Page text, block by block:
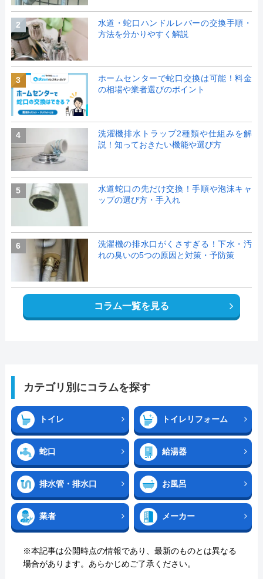
2
水道・蛇口ハンドルレバーの交換手順・
方法を分かりやすく解説
3
ホームセンターで蛇口交換は可能！料金
の相場や業者選びのポイント
4
洗濯機排水トラップ2種類や仕組みを解
説！知っておきたい機能や選び方
5
水道蛇口の先だけ交換！手順や泡沫キャ
ップの選び方・手入れ
6
洗濯機の排水口がくさすぎる！下水・汚
れの臭いの5つの原因と対策・予防策
コラム一覧を見る
カテゴリ別にコラムを探す
トイレ トイレリフォーム
蛇口 給湯器
排水管・排水口 お風呂
業者 メーカー
※本記事は公開時点の情報であり、最新のものとは異なる
場合があります。あらかじめご了承ください。